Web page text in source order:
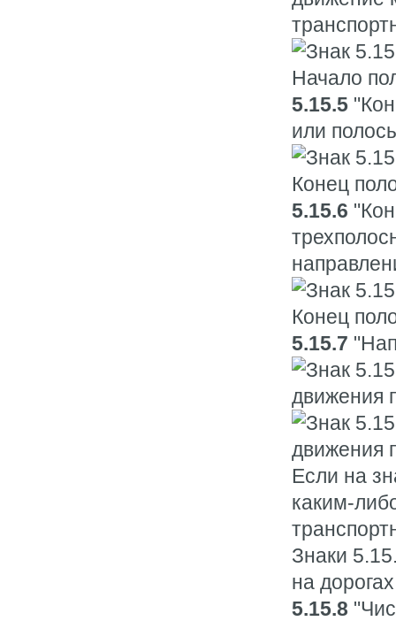
5.15.5
или
5.15.6
5.15.7
Если на
каким-
Знаки
на
5.15.8